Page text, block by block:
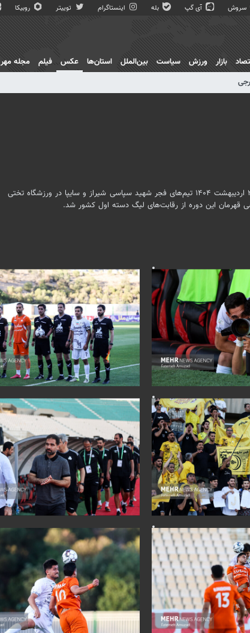
سروش آی گپ بله اینستاگرام توییتر روبیکا
بازار ورزش سیاست بین‌الملل استان‌ها
عکس
فیلم مجله مهر
هفته پایانی رقابت‌های لیگ دسته اول فوتبال کشور در فصل ۱۴۰۴ - ۱۴۰۳ امروز یکشنبه ۲۸ اردیبهشت ۱۴۰۴ تیم‌های فجر شهید سپاسی شیراز و سایپا در ورزشگاه تختی
قهرمان این دوره از رقابت‌های لیگ دسته اول کشور شد.